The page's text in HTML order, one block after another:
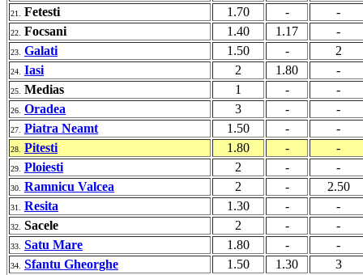
21. Fetesti 1.70 - -
22. Focsani 1.40 1.17 -
23. Galati 1.50 - 2
24. Iasi 2 1.80 -
25. Medias 1 - -
26. Oradea 3 - -
27. Piatra Neamt 1.50 - -
28. Pitesti 1.80 - -
29. Ploiesti 2 - -
30. Ramnicu Valcea 2 - 2.50
31. Resita 1.30 - -
32. Sacele 2 - -
33. Satu Mare 1.80 - -
34. Sfantu Gheorghe 1.50 1.30 3